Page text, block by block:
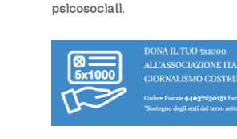
psicosociali.